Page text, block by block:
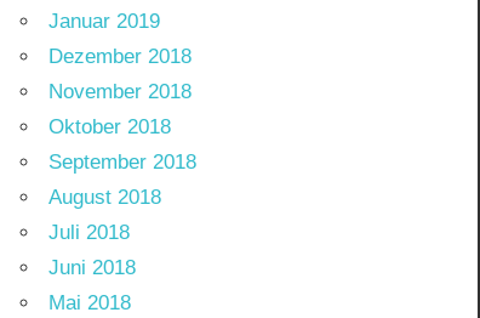
Januar 2019
Dezember 2018
November 2018
Oktober 2018
September 2018
August 2018
Juli 2018
Juni 2018
Mai 2018